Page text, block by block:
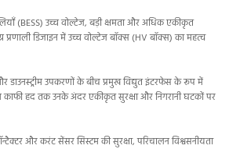
(BESS) उच्च वोल्टेज, बड़ी क्षमता और अधिक एकीकृत
डिजाइन में उच्च वोल्टेज बॉक्स (HV बॉक्स) का महत्व
डाउनस्ट्रीम उपकरणों के बीच प्रमुख विद्युत इंटरफेस के रूप में
काफी हद तक उनके अंदर एकीकृत सुरक्षा और निगरानी घटकों पर
और करंट सेंसर सिस्टम की सुरक्षा, परिचालन विश्वसनीयता